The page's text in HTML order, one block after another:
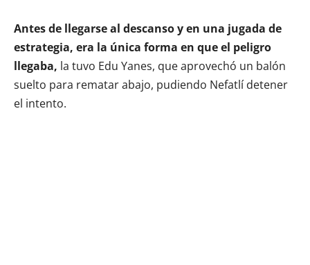
Antes de llegarse al descanso y en una jugada de
estrategia, era la única forma en que el peligro
llegaba, la tuvo Edu Yanes, que aprovechó un balón
suelto para rematar abajo, pudiendo Nefatlí detener
el intento.